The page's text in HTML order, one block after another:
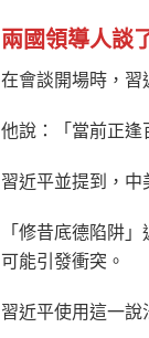
兩國領導人談
在會談開場時，習
他說：「當前正逢
習近平並提到，中
「修昔底德陷阱
可能引發衝突。
習近平使用這一說